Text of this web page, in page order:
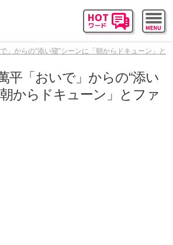
」からの“添い寝”シーンに「朝からドキューン」と
平「おいで」からの“添い
からドキューン」とファ